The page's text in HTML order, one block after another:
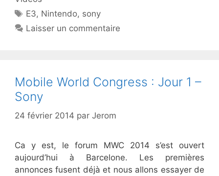
Étiquettes
E3, Nintendo, sony
Laisser un commentaire
Mobile World Congress : Jour 1 –
Sony
24 février 2014 par Jerom
Ca y est, le forum MWC 2014 s’est ouvert
aujourd’hui à Barcelone. Les premières
annonces fusent déjà et nous allons essayer de